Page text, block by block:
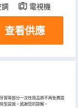
電視機
查看供應
膏等部分一次性用品將不再免費提
型設施。感謝您的諒解。